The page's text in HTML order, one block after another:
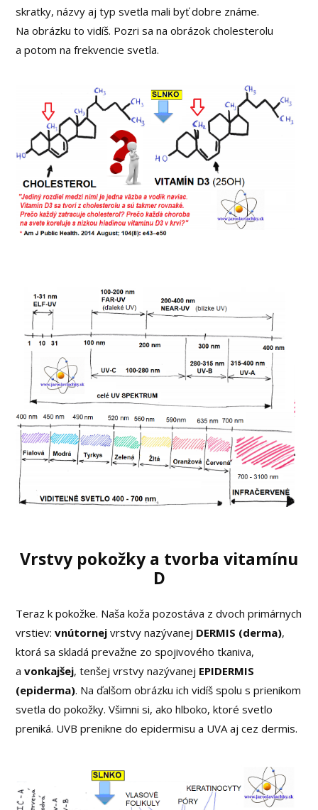
skratky, názvy aj typ svetla mali byť dobre známe.
Na obrázku to vidíš. Pozri sa na obrázok cholesterolu
a potom na frekvencie svetla.
Vrstvy pokožky a tvorba vitamínu
D
Teraz k pokožke. Naša koža pozostáva z dvoch primárnych
vrstiev:vnútornej vrstvy nazývanej DERMIS (derma),
ktorá sa skladá prevažne zo spojivového tkaniva,
avonkajšej, tenšej vrstvy nazývanej EPIDERMIS
(epiderma). Na ďalšom obrázku ich vidíš spolu s prienikom
svetla do pokožky. Všimni si, ako hlboko, ktoré svetlo
preniká. UVB prenikne do epidermisu a UVA aj cez dermis.